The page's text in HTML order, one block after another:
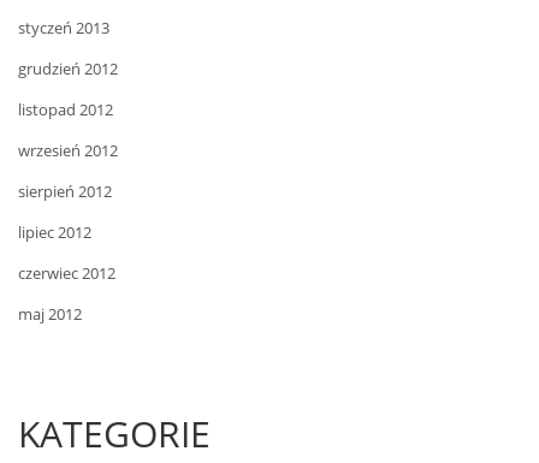
styczeń 2013
grudzień 2012
listopad 2012
wrzesień 2012
sierpień 2012
lipiec 2012
czerwiec 2012
maj 2012
KATEGORIE